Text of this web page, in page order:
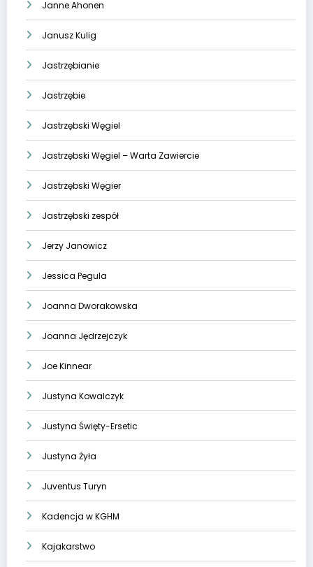
Janne Ahonen
Janusz Kulig
Jastrzębianie
Jastrzębie
Jastrzębski Węgiel
Jastrzębski Węgiel – Warta Zawiercie
Jastrzębski Węgier
Jastrzębski zespół
Jerzy Janowicz
Jessica Pegula
Joanna Dworakowska
Joanna Jędrzejczyk
Joe Kinnear
Justyna Kowalczyk
Justyna Święty-Ersetic
Justyna Żyła
Juventus Turyn
Kadencja w KGHM
Kajakarstwo